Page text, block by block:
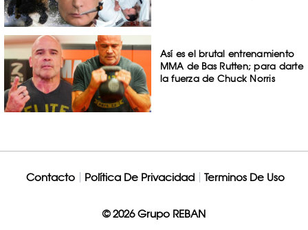
Así es el brutal entrenamiento
MMA de Bas Rutten; para darte
la fuerza de Chuck Norris
Contacto Política De Privacidad Terminos De Uso
© 2026 Grupo REBAN